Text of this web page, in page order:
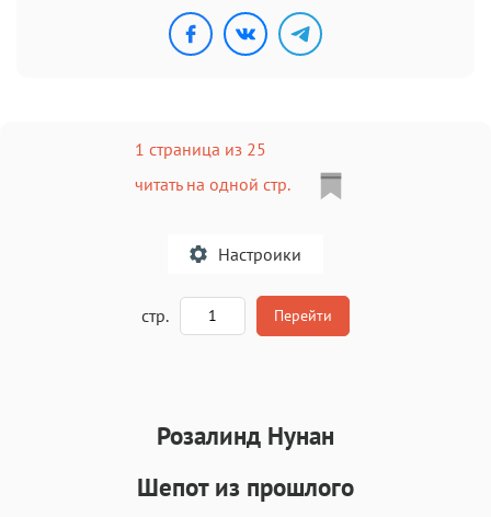
1 страница из 25
читать на одной стр.
Настроики
стр. Перейти
Розалинд Нунан
Шепот из прошлого